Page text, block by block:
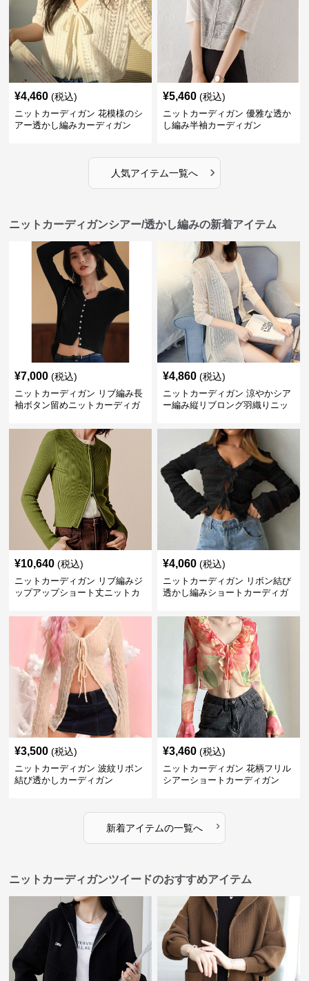
¥4,460 (税込)
ニットカーディガン 花模様のシ
アー透かし編みカーディガン
¥5,460 (税込)
ニットカーディガン 優雅な透か
し編み半袖カーディガン
人気アイテム一覧へ ›
ニットカーディガンシアー/透かし編みの新着アイテム
¥7,000 (税込)
ニットカーディガン リブ編み長
袖ボタン留めニットカーディガ
¥4,860 (税込)
ニットカーディガン 涼やかシア
ー編み縦リブロング羽織りニッ
¥10,640 (税込)
ニットカーディガン リブ編みジ
ップアップショート丈ニットカ
¥4,060 (税込)
ニットカーディガン リボン結び
透かし編みショートカーディガ
¥3,500 (税込)
ニットカーディガン 波紋リボン
結び透かしカーディガン
¥3,460 (税込)
ニットカーディガン 花柄フリル
シアーショートカーディガン
新着アイテムの一覧へ ›
ニットカーディガンツイードのおすすめアイテム